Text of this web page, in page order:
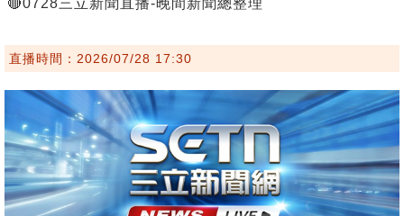
直播時間：2026/07/28 17:30